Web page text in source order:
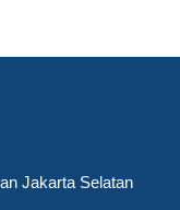
Jakarta Selatan